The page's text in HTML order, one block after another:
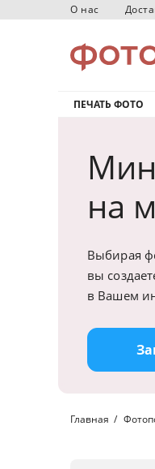
О нас
ПЕЧАТЬ ФОТО
на
Выбирая
вы
в Вашем
Главная